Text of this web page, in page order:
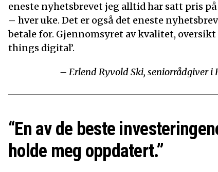
eneste nyhetsbrevet jeg alltid har satt pris
– hver uke. Det er også det eneste
betale for. Gjennomsyret av kvalitet,
things digital’.
– Erlend Ryvold Ski, seniorrådgiver i
“En av de beste
holde meg oppdatert.”